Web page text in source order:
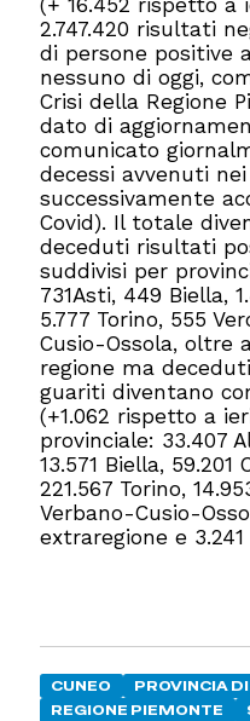
2.747.420 risultati
di persone positive
nessuno di oggi,
Crisi della Regione
dato di
comunicato
decessi avvenuti
successivamente
Covid). Il totale
deceduti risultati
suddivisi per
731Asti, 449 Biella,
5.777 Torino, 555
Cusio-Ossola, oltre
regione ma
guariti diventano
(+1.062 rispetto a
provinciale: 33.407
13.571 Biella, 59.201
221.567 Torino,
Verbano-Cusio-
extraregione e
CUNEO
PROVINCIA
REGIONE PIEMONTE